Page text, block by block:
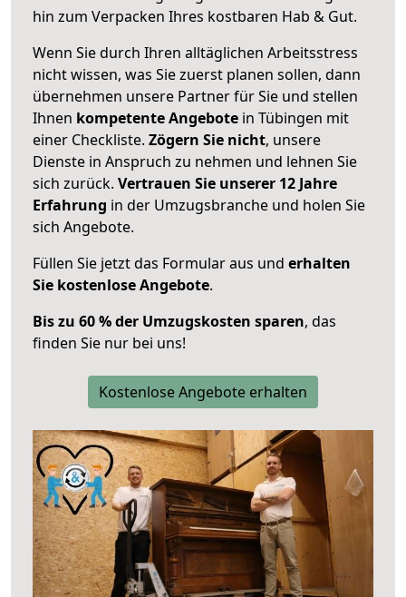
hin zum Verpacken Ihres kostbaren Hab & Gut.
Wenn Sie durch Ihren alltäglichen Arbeitsstress
nicht wissen, was Sie zuerst planen sollen, dann
übernehmen unsere Partner für Sie und stellen
Ihnen kompetente Angebote in Tübingen mit
einer Checkliste. Zögern Sie nicht, unsere
Dienste in Anspruch zu nehmen und lehnen Sie
sich zurück. Vertrauen Sie unserer 12 Jahre
Erfahrung in der Umzugsbranche und holen Sie
sich Angebote.
Füllen Sie jetzt das Formular aus und erhalten
Sie kostenlose Angebote.
Bis zu 60 % der Umzugskosten sparen, das
finden Sie nur bei uns!
Kostenlose Angebote erhalten